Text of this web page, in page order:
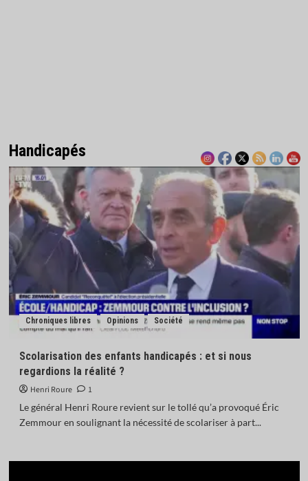
Handicapés
Chroniques libres Opinions Société
Scolarisation des enfants handicapés : et si nous
regardions la réalité ?
Henri Roure
1
Le général Henri Roure revient sur le tollé qu’a provoqué Éric
Zemmour en soulignant la nécessité de scolariser à part...